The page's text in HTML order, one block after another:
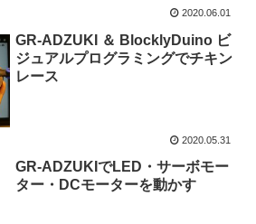
2020.06.01
GR-ADZUKI ＆ BlocklyDuino ビ
ジュアルプログラミングでチキン
レース
2020.05.31
GR-ADZUKIでLED・サーボモー
ター・DCモーターを動かす